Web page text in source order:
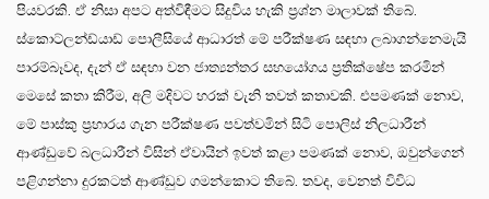
පියවරකි. ඒ නිසා අපට අත්විඳීමට සිදුවිය හැකි ප්‍රශ්න මාලාවක් තිබේ.
ස්කොට්ලන්ඩ්යාඩ් පොලීසියේ ආධාරත් මේ පරීක්ෂණ සඳහා ලබාගන්නෙමැයි
පාරම්බෑවද, දැන් ඒ සඳහා වන ජාත්‍යන්තර සහයෝගය ප්‍රතික්ෂේප කරමින්
මෙසේ කතා කිරීම, අලි මදිවට හරක් වැනි තවත් කතාවකි. එපමණක් නොව,
මේ පාස්කු ප්‍රහාරය ගැන පරීක්ෂණ පවත්වමින් සිටි පොලිස් නිලධාරීන්
ආණ්ඩුවේ බලධාරීන් විසින් ඒවායින් ඉවත් කළා පමණක් නොව, ඔවුන්ගෙන්
පළිගන්නා දුරකටත් ආණ්ඩුව ගමන්කොට තිබේ. තවද, වෙනත් විවිධ